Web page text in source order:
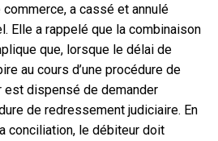
a cassé et annulé
Elle a rappelé que la combinaison
que, lorsque le délai de
au cours d’une procédure de
est dispensé de demander
de redressement judiciaire. En
conciliation, le débiteur doit